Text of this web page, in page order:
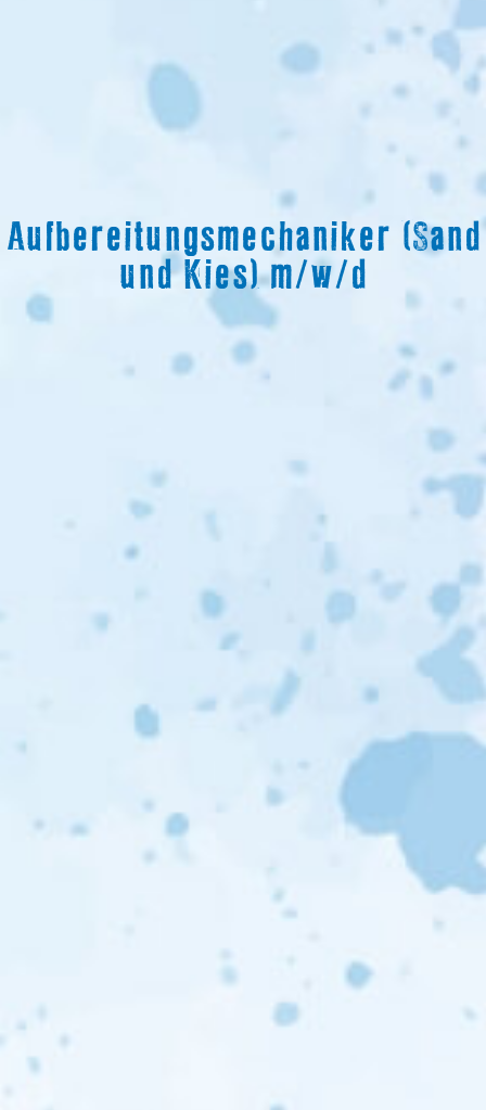
Aufbereitungsmechaniker (Sand
und Kies) m/w/d